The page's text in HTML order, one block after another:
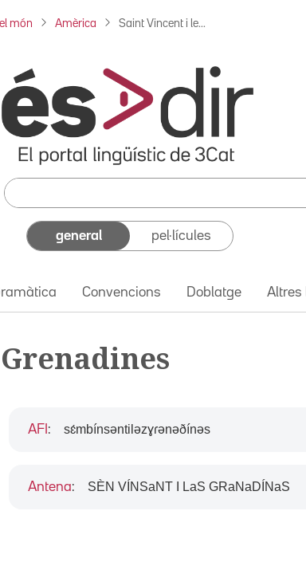
món Amèrica Saint Vincent i le...
general pel·lícules
Convencions Doblatge Altres
AFI : sɛ́mbínsəntiləzɣɾənəðínəs
Antena: SÈN VÍNSaNT I LaS GRaNaDÍNaS